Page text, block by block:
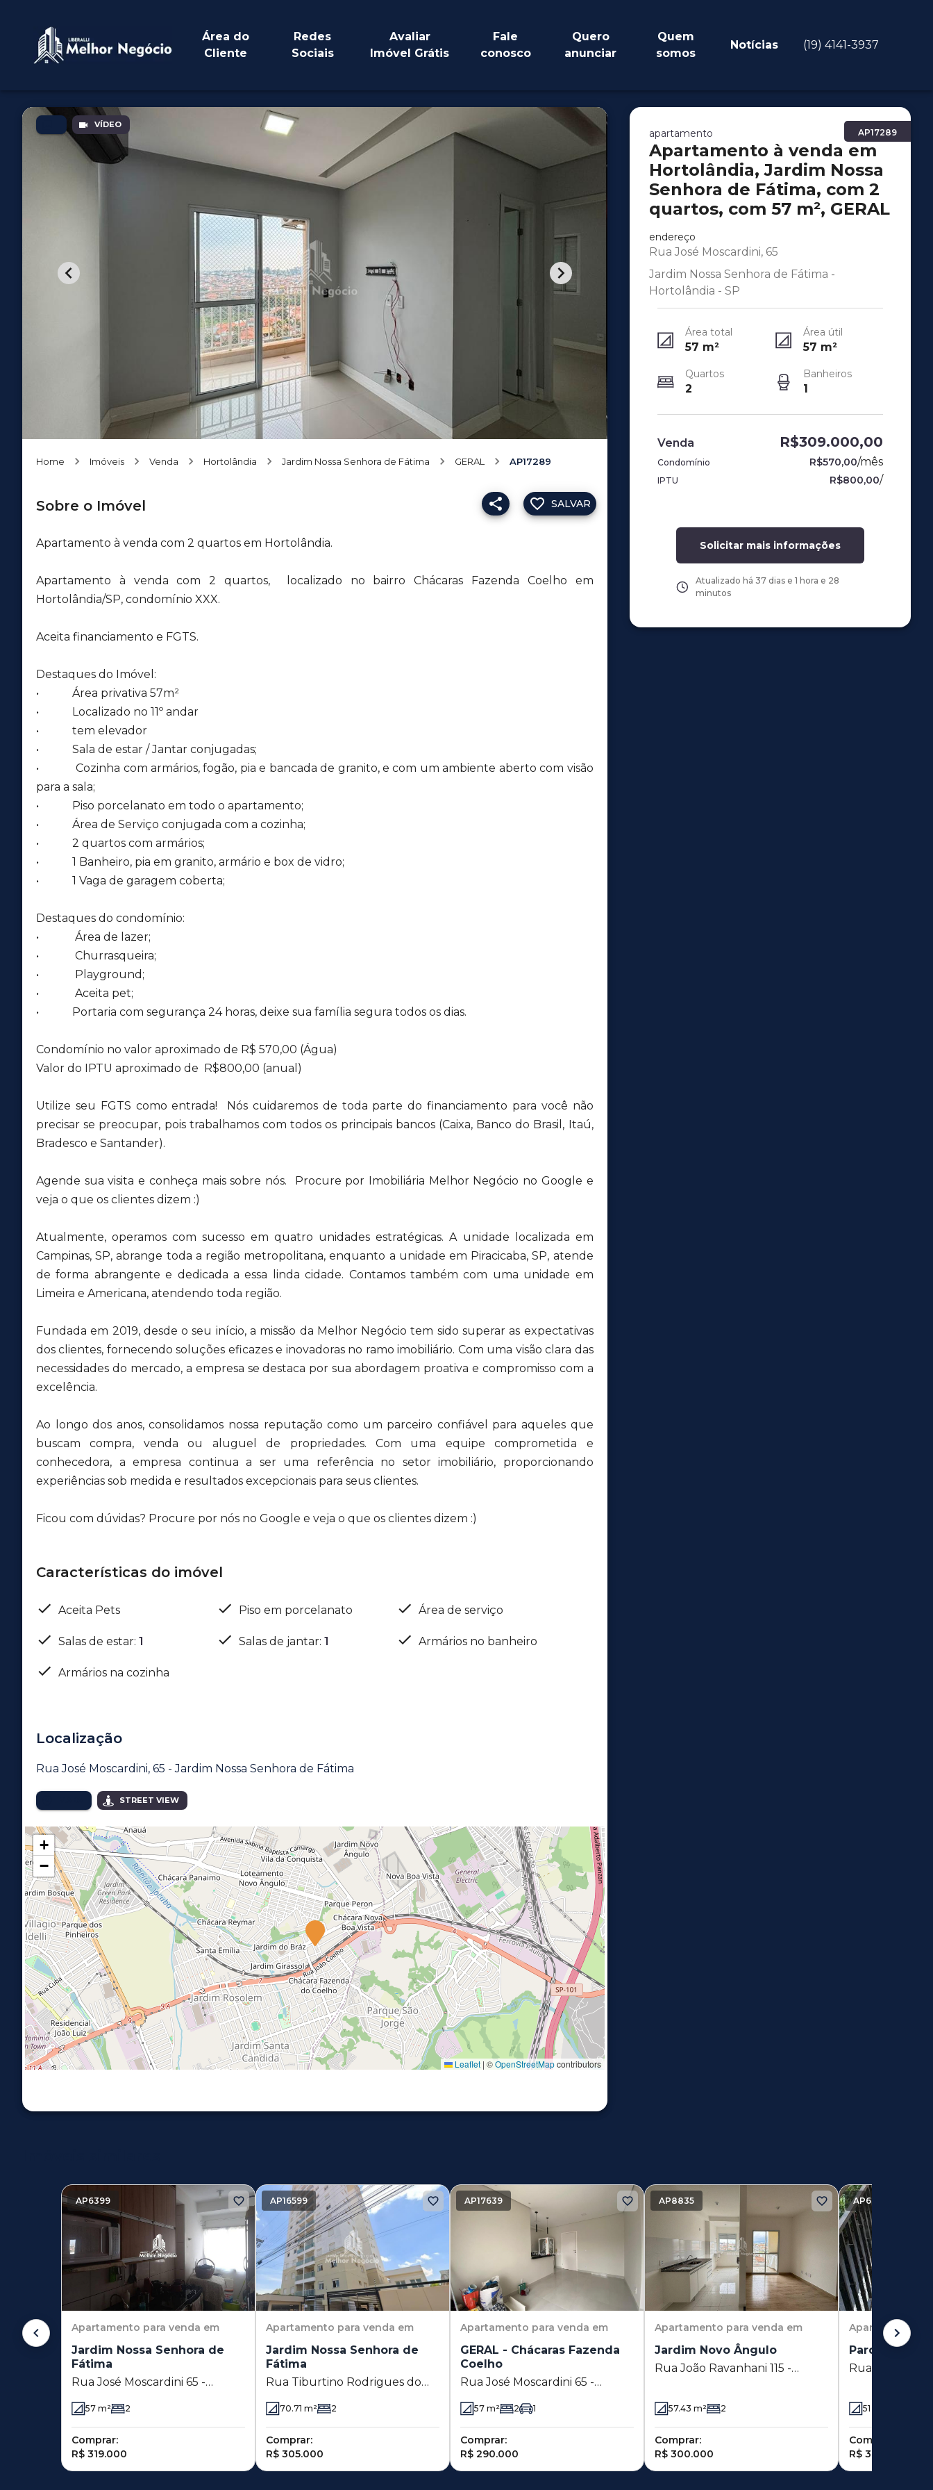
Área do
Cliente
Redes
Sociais
Avaliar
Imóvel Grátis
Fale
conosco
Quero
anunciar
Quem
somos
Notícias (19) 4141-3937
VÍDEO
Home Imóveis Venda Hortolândia Jardim Nossa Senhora de Fátima GERAL AP17289
Sobre o Imóvel
Apartamento à venda com 2 quartos em Hortolândia.
Apartamento à venda com 2 quartos, localizado no bairro Chácaras Fazenda Coelho em
Hortolândia/SP, condomínio XXX.
Aceita financiamento e FGTS.
Destaques do Imóvel:
• Área privativa 57m²
• Localizado no 11º andar
• tem elevador
• Sala de estar / Jantar conjugadas;
• Cozinha com armários, fogão, pia e bancada de granito, e com um ambiente aberto com visão
para a sala;
• Piso porcelanato em todo o apartamento;
• Área de Serviço conjugada com a cozinha;
• 2 quartos com armários;
• 1 Banheiro, pia em granito, armário e box de vidro;
• 1 Vaga de garagem coberta;
Destaques do condomínio:
• Área de lazer;
• Churrasqueira;
• Playground;
• Aceita pet;
• Portaria com segurança 24 horas, deixe sua família segura todos os dias.
Condomínio no valor aproximado de R$ 570,00 (Água)
Valor do IPTU aproximado de R$800,00 (anual)
Utilize seu FGTS como entrada! Nós cuidaremos de toda parte do financiamento para você não
precisar se preocupar, pois trabalhamos com todos os principais bancos (Caixa, Banco do Brasil, Itaú,
Bradesco e Santander).
Agende sua visita e conheça mais sobre nós. Procure por Imobiliária Melhor Negócio no Google e
veja o que os clientes dizem :)
Atualmente, operamos com sucesso em quatro unidades estratégicas. A unidade localizada em
Campinas, SP, abrange toda a região metropolitana, enquanto a unidade em Piracicaba, SP, atende
de forma abrangente e dedicada a essa linda cidade. Contamos também com uma unidade em
Limeira e Americana, atendendo toda região.
Fundada em 2019, desde o seu início, a missão da Melhor Negócio tem sido superar as expectativas
dos clientes, fornecendo soluções eficazes e inovadoras no ramo imobiliário. Com uma visão clara das
necessidades do mercado, a empresa se destaca por sua abordagem proativa e compromisso com a
excelência.
Ao longo dos anos, consolidamos nossa reputação como um parceiro confiável para aqueles que
buscam compra, venda ou aluguel de propriedades. Com uma equipe comprometida e
conhecedora, a empresa continua a ser uma referência no setor imobiliário, proporcionando
experiências sob medida e resultados excepcionais para seus clientes.
Ficou com dúvidas? Procure por nós no Google e veja o que os clientes dizem :)
SALVAR
Características do imóvel
Aceita Pets Piso em porcelanato Área de serviço
Salas de estar: 1 Salas de jantar: 1 Armários no banheiro
Armários na cozinha
Localização
Rua José Moscardini, 65 - Jardim Nossa Senhora de Fátima
STREET VIEW
+
−
Leaflet | ©OpenStreetMapcontributors
AP17289
apartamento
Apartamento à venda em
Hortolândia, Jardim Nossa
Senhora de Fátima, com 2
quartos, com 57 m², GERAL
endereço
Rua José Moscardini, 65
Jardim Nossa Senhora de Fátima -
Hortolândia - SP
Área total
57 m²
Área útil
57 m²
Quartos
2
Banheiros
1
Venda R$309.000,00
Condomínio R$570,00/mês
IPTU R$800,00/
Solicitar mais informações
Atualizado há 37 dias e 1 hora e 28
minutos
AP6399
Apartamento para venda em
Jardim Nossa Senhora de
Fátima
Rua José Moscardini 65 -
Fátima - Hortolândia - SP
57 m² 2
Comprar:
R$ 319.000
AP16599
Apartamento para venda em
Jardim Nossa Senhora de
Fátima
Rua Tiburtino Rodrigues do
Senhora de Fátima -
Hortolândia - SP
70.71 m² 2
Comprar:
R$ 305.000
AP17639
Apartamento para venda em
GERAL - Chácaras Fazenda
Coelho
Rua José Moscardini 65 -
Hortolândia - SP
57 m² 2 1
Comprar:
R$ 290.000
AP8835
Apartamento para venda em
Jardim Novo Ângulo
Rua João Ravanhani 115 -
Hortolândia - SP
57.43 m² 2
Comprar:
R$ 300.000
AP6643
Apartamento
Parque
Rua Rio
SP
51
Comprar:
R$ 308.510